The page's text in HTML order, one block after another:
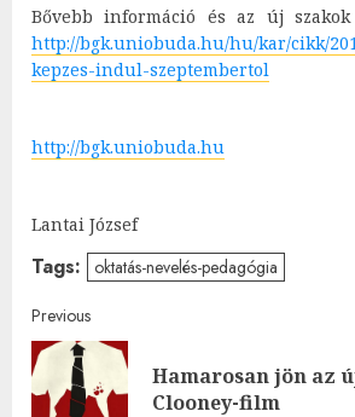
Bővebb információ és az új
http://bgk.uniobuda.hu/hu/kar/cikk/
kepzes-indul-szeptembertol
http://bgk.uniobuda.hu
Lantai József
Tags: oktatás-nevelés-pedagógia
Post
navigation
Previous
Hamarosan jön az
Clooney-film